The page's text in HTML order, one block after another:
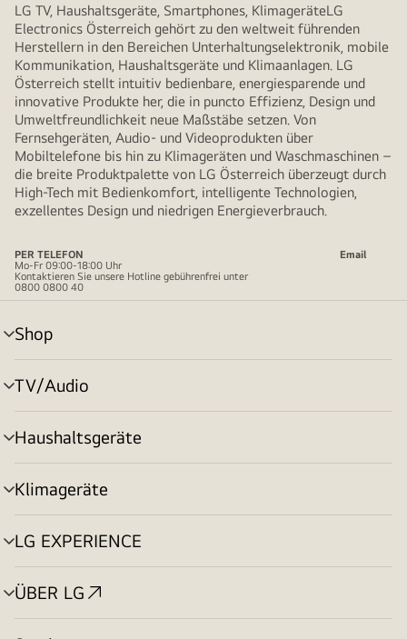
LG TV, Haushaltsgeräte, Smartphones, KlimageräteLG
Electronics Österreich gehört zu den weltweit führenden
Herstellern in den Bereichen Unterhaltungselektronik, mobile
Kommunikation, Haushaltsgeräte und Klimaanlagen. LG
Österreich stellt intuitiv bedienbare, energiesparende und
innovative Produkte her, die in puncto Effizienz, Design und
Umweltfreundlichkeit neue Maßstäbe setzen. Von
Fernsehgeräten, Audio- und Videoprodukten über
Mobiltelefone bis hin zu Klimageräten und Waschmaschinen –
die breite Produktpalette von LG Österreich überzeugt durch
High-Tech mit Bedienkomfort, intelligente Technologien,
exzellentes Design und niedrigen Energieverbrauch.
PER TELEFON
Email
Mo-Fr 09:00-18:00 Uhr
Kontaktieren Sie unsere Hotline gebührenfrei unter
0800 0800 40
Shop
Menü
umschalten
TV/Audio
Menü
umschalten
Haushaltsgeräte
Menü
umschalten
Klimageräte
Menü
umschalten
LG EXPERIENCE
Menü
umschalten
ÜBER LG
Menü
umschalten